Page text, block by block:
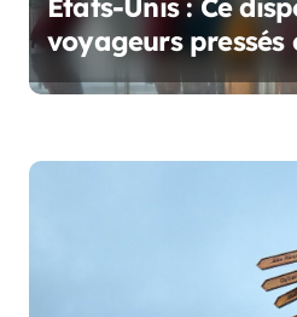
’
a
r
t
États-Unis : Ce
voyageurs pressés